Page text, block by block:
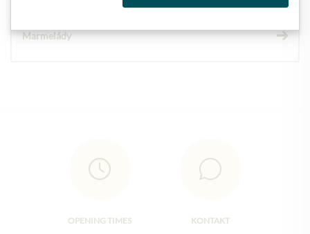
Marmelády
OPENING TIMES KONTAKT